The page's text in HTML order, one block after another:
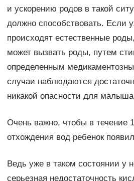
и ускорению родов в такой
должно способствовать. Если
происходят естественные роды,
может вызвать роды, путем
определенным
случаи наблюдаются
никакой опасности для
Очень важно, чтобы в течение
отхождения вод ребенок
Ведь уже в таком состоянии у
серьезная недостаточность